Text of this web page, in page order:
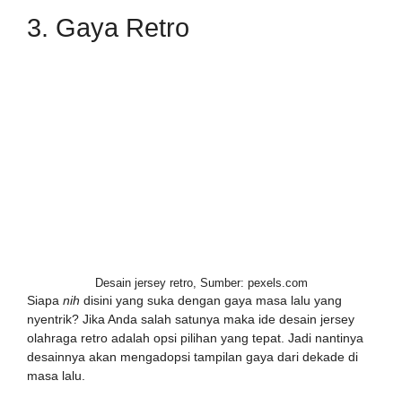
3. Gaya Retro
Desain jersey retro, Sumber: pexels.com
Siapa nih disini yang suka dengan gaya masa lalu yang
nyentrik? Jika Anda salah satunya maka ide desain jersey
olahraga retro adalah opsi pilihan yang tepat. Jadi nantinya
desainnya akan mengadopsi tampilan gaya dari dekade di
masa lalu.